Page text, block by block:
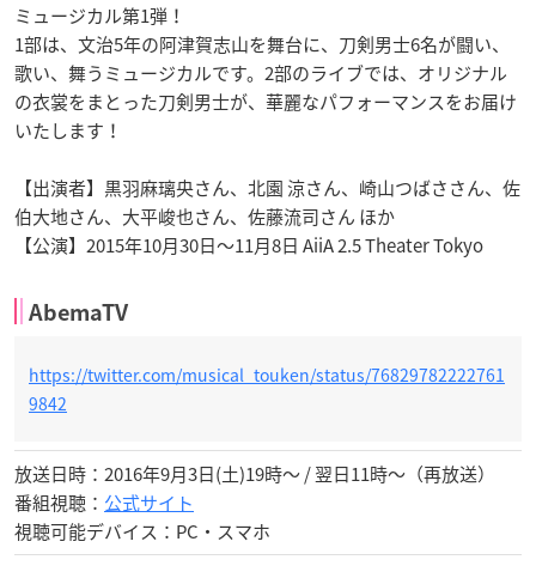
ミュージカル第1弾！
1部は、文治5年の阿津賀志山を舞台に、刀剣男士6名が闘い、
歌い、舞うミュージカルです。2部のライブでは、オリジナル
の衣裳をまとった刀剣男士が、華麗なパフォーマンスをお届け
いたします！
【出演者】黒羽麻璃央さん、北園 涼さん、崎山つばささん、佐
伯大地さん、大平峻也さん、佐藤流司さん ほか
【公演】2015年10月30日～11月8日 AiiA 2.5 Theater Tokyo
AbemaTV
https://twitter.com/musical_touken/status/76829782222761
9842
放送日時：2016年9月3日(土)19時～ / 翌日11時～（再放送）
番組視聴： 公式サイト
視聴可能デバイス：PC・スマホ